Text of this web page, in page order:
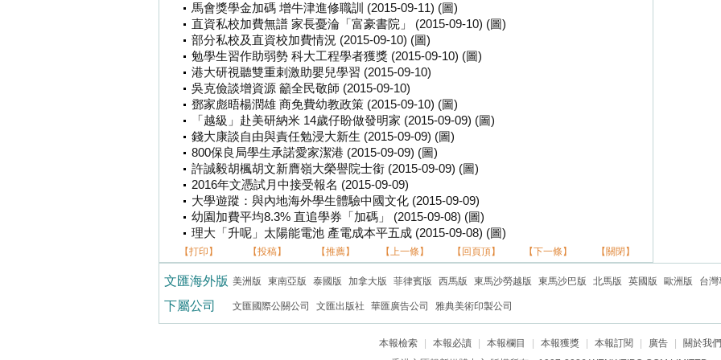
馬會獎學金加碼 增牛津進修職訓 (2015-09-11) (圖)
直資私校加費無譜 家長憂淪「富豪書院」 (2015-09-10) (圖)
部分私校及直資校加費情況 (2015-09-10) (圖)
勉學生習作助弱勢 科大工程學者獲獎 (2015-09-10) (圖)
港大研視聽雙重刺激助嬰兒學習 (2015-09-10)
吳克儉談增資源 籲全民敬師 (2015-09-10)
鄧家彪晤楊潤雄 商免費幼教政策 (2015-09-10) (圖)
「越級」赴美研納米 14歲仔盼做發明家 (2015-09-09) (圖)
錢大康談自由與責任勉浸大新生 (2015-09-09) (圖)
800保良局學生承諾愛家潔港 (2015-09-09) (圖)
許誠毅胡楓胡文新膺嶺大榮譽院士銜 (2015-09-09) (圖)
2016年文憑試月中接受報名 (2015-09-09)
大學遊蹤：與內地海外學生體驗中國文化 (2015-09-09)
幼園加費平均8.3% 直追學券「加碼」 (2015-09-08) (圖)
理大「升呢」太陽能電池 產電成本平五成 (2015-09-08) (圖)
【打印】 【投稿】 【推薦】 【上一條】 【回頁頂】 【下一條】 【關閉】
文匯海外版 美洲版 東南亞版 泰國版 加拿大版 菲律賓版 西馬版 東馬沙勞越版 東馬沙巴版 北馬版 英國版 歐洲版 台灣
下屬公司 文匯國際公關公司 文匯出版社 華匯廣告公司 雅典美術印製公司
本報檢索 本報必讀 本報欄目 本報獲獎 本報訂閱 廣告
關於我們